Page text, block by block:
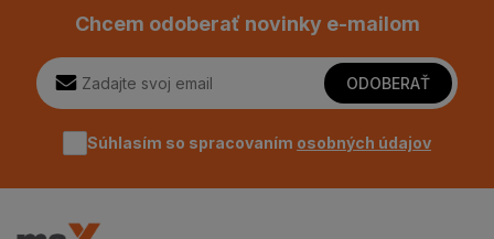
Chcem odoberať novinky e-mailom
ODOBERAŤ
Súhlasím so spracovaním osobných údajov